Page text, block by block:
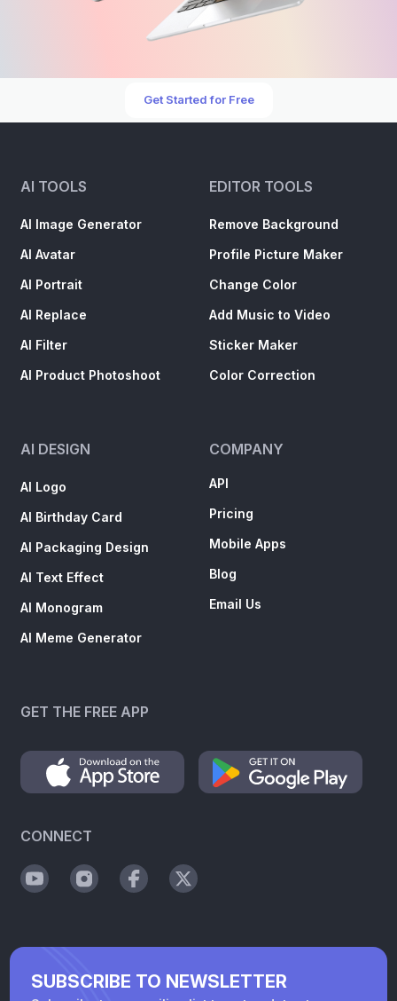
Get Started for Free
AI TOOLS
AI Image Generator
AI Avatar
AI Portrait
AI Replace
AI Filter
AI Product Photoshoot
EDITOR TOOLS
Remove Background
Profile Picture Maker
Change Color
Add Music to Video
Sticker Maker
Color Correction
AI DESIGN
AI Logo
AI Birthday Card
AI Packaging Design
AI Text Effect
AI Monogram
AI Meme Generator
COMPANY
API
Pricing
Mobile Apps
Blog
Email Us
GET THE FREE APP
CONNECT
SUBSCRIBE TO NEWSLETTER